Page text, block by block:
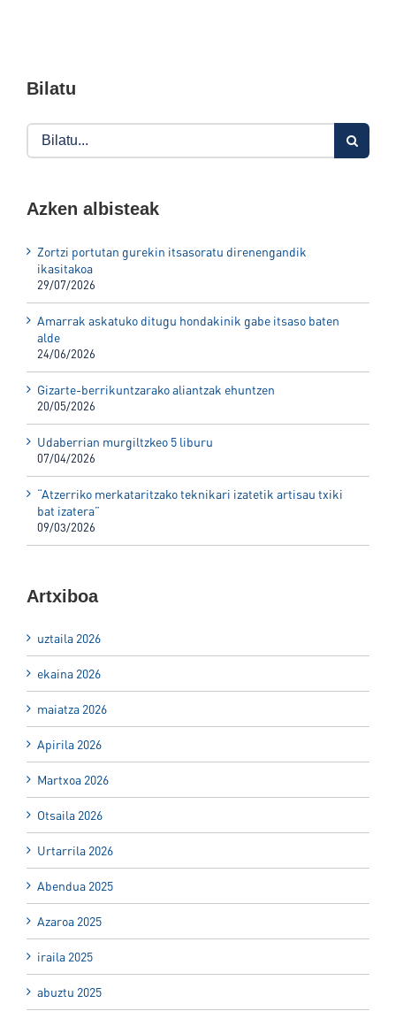
Bilatu
Search
for:
Azken albisteak
Zortzi portutan gurekin itsasoratu direnengandik
ikasitakoa
29/07/2026
Amarrak askatuko ditugu hondakinik gabe itsaso baten
alde
24/06/2026
Gizarte-berrikuntzarako aliantzak ehuntzen
20/05/2026
Udaberrian murgiltzkeo 5 liburu
07/04/2026
“Atzerriko merkataritzako teknikari izatetik artisau txiki
bat izatera”
09/03/2026
Artxiboa
uztaila 2026
ekaina 2026
maiatza 2026
Apirila 2026
Martxoa 2026
Otsaila 2026
Urtarrila 2026
Abendua 2025
Azaroa 2025
iraila 2025
abuztu 2025